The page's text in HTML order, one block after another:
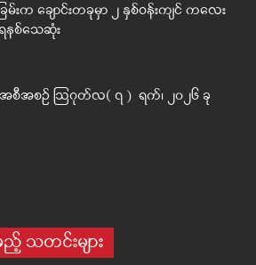
က ချောင်းတခုမှာ ၂ နှစ်ဝန်းကျင် ကလေး
စ်သေဆုံး
အစီအစဉ် ဩဂုတ်လ( ၇ ) ရက်၊ ၂၀၂၆ ခု
သတင်းများ